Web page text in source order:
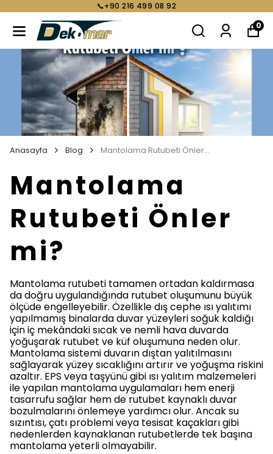
📞+90 216 499 08 92
0
Anasayfa Blog Mantolama Rutubeti Önler mi?
Mantolama
Rutubeti Önler
mi?
Mantolama rutubeti tamamen ortadan kaldırmasa
da doğru uygulandığında rutubet oluşumunu büyük
ölçüde engelleyebilir. Özellikle dış cephe ısı yalıtımı
yapılmamış binalarda duvar yüzeyleri soğuk kaldığı
için iç mekândaki sıcak ve nemli hava duvarda
yoğuşarak rutubet ve küf oluşumuna neden olur.
Mantolama sistemi duvarın dıştan yalıtılmasını
sağlayarak yüzey sıcaklığını artırır ve yoğuşma riskini
azaltır. EPS veya taşyünü gibi ısı yalıtım malzemeleri
ile yapılan mantolama uygulamaları hem enerji
tasarrufu sağlar hem de rutubet kaynaklı duvar
bozulmalarını önlemeye yardımcı olur. Ancak su
sızıntısı, çatı problemi veya tesisat kaçakları gibi
nedenlerden kaynaklanan rutubetlerde tek başına
mantolama yeterli olmayabilir.